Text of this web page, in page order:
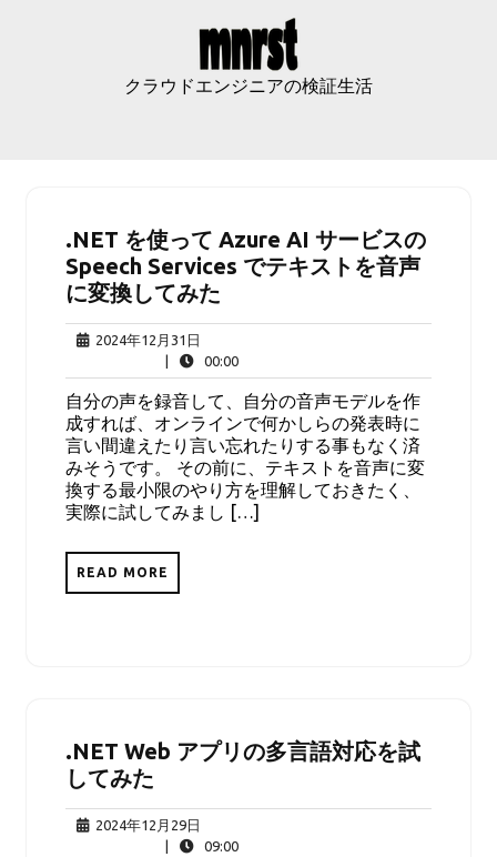
クラウドエンジニアの検証生活
.NET を使って Azure AI サービスの
Speech Services でテキストを音声
に変換してみた
2024年12月31日
年
12
月
31
日
00:0000:00
自分の声を録音して、自分の音声モデルを作
成すれば、オンラインで何かしらの発表時に
言い間違えたり言い忘れたりする事もなく済
みそうです。 その前に、テキストを音声に変
換する最小限のやり方を理解しておきたく、
実際に試してみまし […]
READ MORE
.NET Web アプリの多言語対応を試
してみた
2024年12月29日
年
09:0009:00